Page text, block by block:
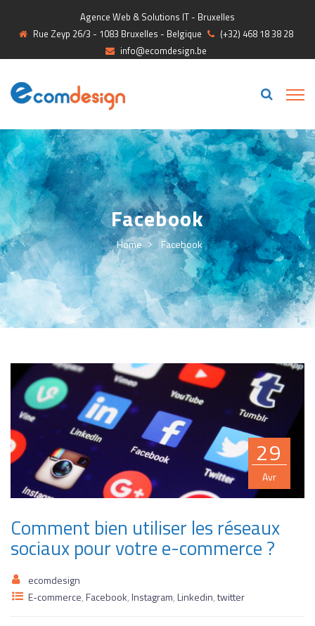
Agence Web & Solutions IT - Bruxelles
Rue Zeyp 26/3 - 1083 Bruxelles - Belgique
(+32) 468 18 38 28
info@ecomdesign.be
Facebook
Home Facebook
29
Avr
Comment bien utiliser les réseaux
sociaux pour votre e-commerce ?
ecomdesign
E-commerce,Facebook,Instagram,Linkedin,twitter